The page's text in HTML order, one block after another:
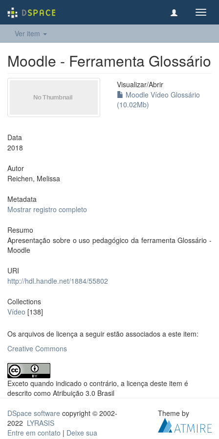
Ver item
Moodle - Ferramenta Glossário
Visualizar/Abrir
Moodle Vídeo Glossário
(10.02Mb)
Data
2018
Autor
Reichen, Melissa
Metadata
Mostrar registro completo
Resumo
Apresentação sobre o uso pedagógico da ferramenta Glossário -
Moodle
URI
http://hdl.handle.net/1884/55802
Collections
Vídeo [138]
Os arquivos de licença a seguir estão associados a este item:
Creative Commons
Exceto quando indicado o contrário, a licença deste item é
descrito como Atribuição 3.0 Brasil
DSpace software copyright © 2002-
2022 LYRASIS
Entre em contato | Deixe sua
Theme by